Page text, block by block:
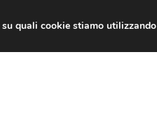
quali cookie stiamo utilizzando